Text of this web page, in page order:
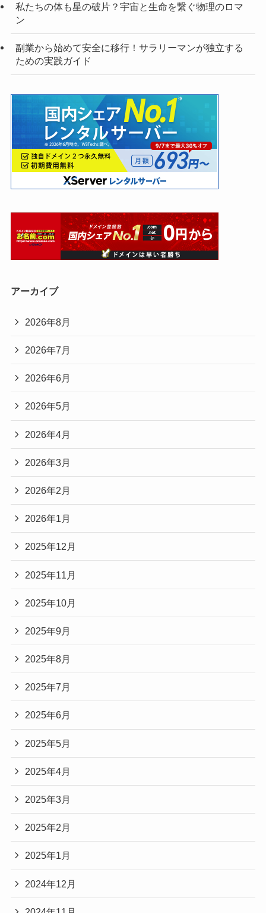
私たちの体も星の破片？宇宙と生命を繋ぐ物理のロマ
ン
副業から始めて安全に移行！サラリーマンが独立する
ための実践ガイド
アーカイブ
2026年8月
2026年7月
2026年6月
2026年5月
2026年4月
2026年3月
2026年2月
2026年1月
2025年12月
2025年11月
2025年10月
2025年9月
2025年8月
2025年7月
2025年6月
2025年5月
2025年4月
2025年3月
2025年2月
2025年1月
2024年12月